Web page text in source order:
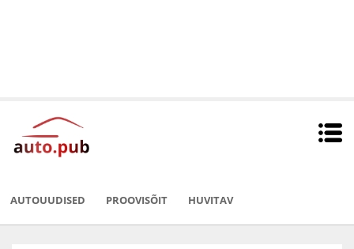
AUTOUUDISED PROOVISÕIT HUVITAV